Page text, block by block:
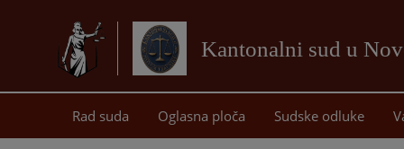
Kantonalni sud u
Rad suda Oglasna ploča Sudske odluke